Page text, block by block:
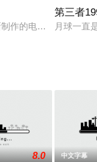
一笔金钱存在银行
制作的电视电影，刚
第三者
月球一直
8.0 中文字幕